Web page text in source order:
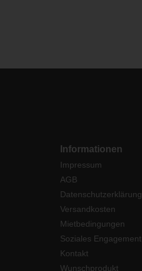
Informationen
Impressum
AGB
Datenschutzerklärung
Versandkosten
Mietbedingungen
Soziales Engagement
Kontakt
Wunschprodukt